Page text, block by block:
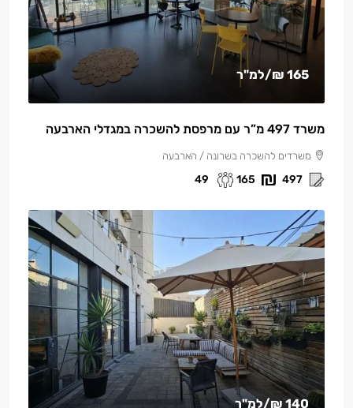
165 ₪ /למ"ר
משרד 497 מ”ר עם מרפסת להשכרה במגדלי הארבעה
משרדים להשכרה בשרונה / הארבעה
497
165
49
140 ₪ /למ"ר